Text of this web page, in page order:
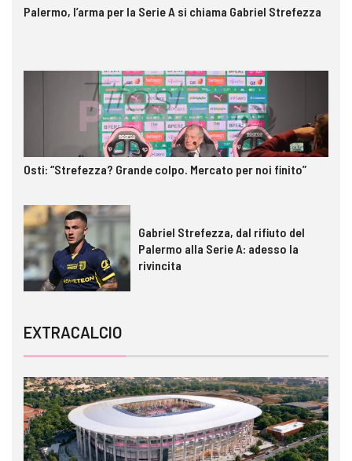
Palermo, l’arma per la Serie A si chiama Gabriel Strefezza
Osti: “Strefezza? Grande colpo. Mercato per noi finito”
Gabriel Strefezza, dal rifiuto del
Palermo alla Serie A: adesso la
rivincita
EXTRACALCIO